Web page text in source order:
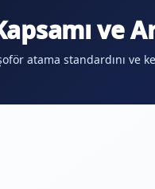
ve
atama standardını ve